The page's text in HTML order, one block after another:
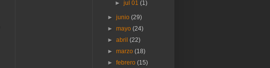
► jul 01 (1)
►junio(29)
►mayo(24)
►abril(22)
►marzo(18)
►febrero(15)